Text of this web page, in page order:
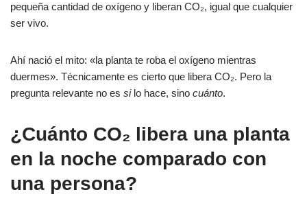
pequeña cantidad de oxígeno y liberan CO₂, igual que cualquier
ser vivo.
Ahí nació el mito: «la planta te roba el oxígeno mientras
duermes». Técnicamente es cierto que libera CO₂. Pero la
pregunta relevante no es silo hace, sino cuánto.
¿Cuánto CO₂ libera una planta
en la noche comparado con
una persona?